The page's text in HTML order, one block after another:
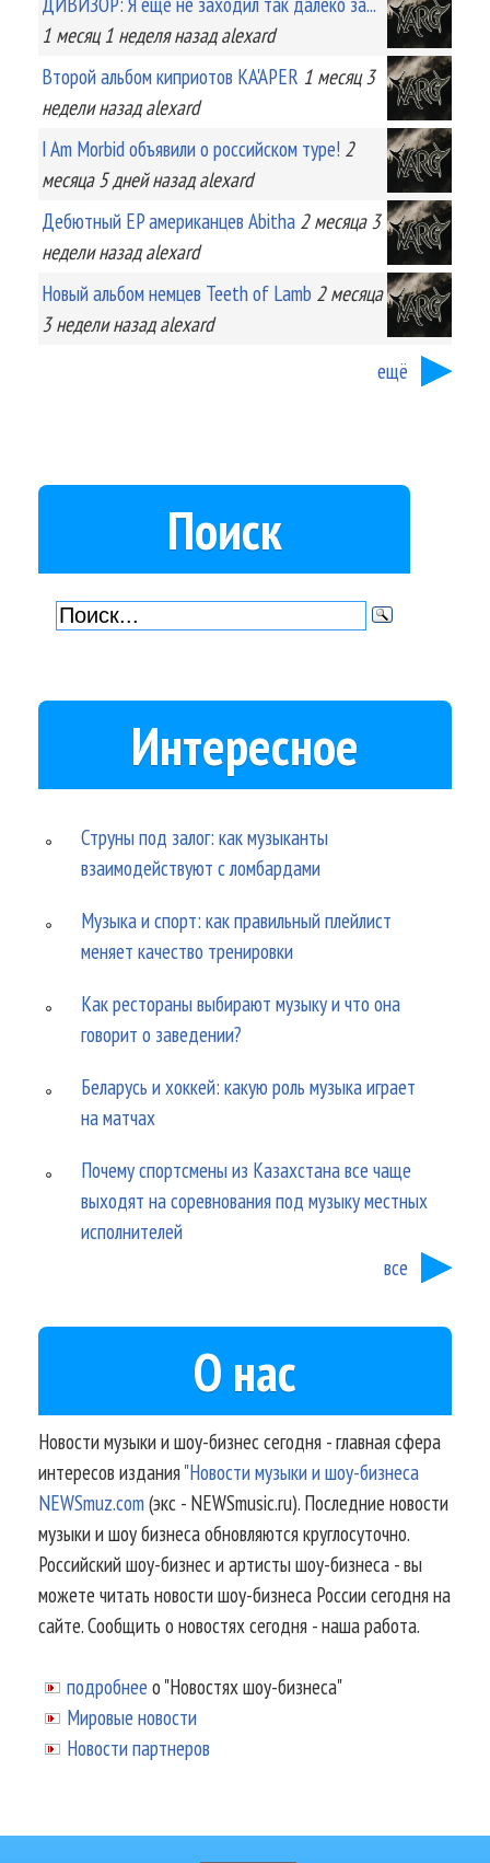
1 месяц 1 неделяназад alexard
Второй альбом киприотов KA'APER 1 месяц 3
неделиназад alexard
I Am Morbid объявили о российском туре! 2
месяца 5 днейназад alexard
Дебютный EP американцев Abitha 2 месяца 3
неделиназад alexard
Новый альбом немцев Teeth of Lamb 2 месяца
3 неделиназад alexard
ещё
Поиск
Интересное
Струны под залог: как музыканты
взаимодействуют с ломбардами
Музыка и спорт: как правильный плейлист
меняет качество тренировки
Как рестораны выбирают музыку и что она
говорит о заведении?
Беларусь и хоккей: какую роль музыка играет
на матчах
Почему спортсмены из Казахстана все чаще
выходят на соревнования под музыку местных
исполнителей
все
О нас
Новости музыки и шоу-бизнес сегодня - главная сфера
интересов издания"Новости музыки и шоу-бизнеса
NEWSmuz.com(экс - NEWSmusic.ru). Последние новости
музыки и шоу бизнеса обновляются круглосуточно.
Российский шоу-бизнес и артисты шоу-бизнеса - вы
можете читать новости шоу-бизнеса России сегодня на
сайте. Сообщить о новостях сегодня - наша работа.
подробнее о "Новостях шоу-бизнеса"
Мировые новости
Новости партнеров